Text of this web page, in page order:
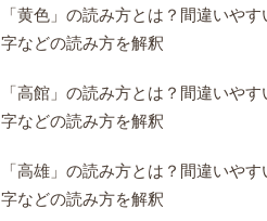
「黄色」の読み方とは？間違いや
字などの読み方を解釈
「高館」の読み方とは？間違いや
字などの読み方を解釈
「高雄」の読み方とは？間違いや
字などの読み方を解釈